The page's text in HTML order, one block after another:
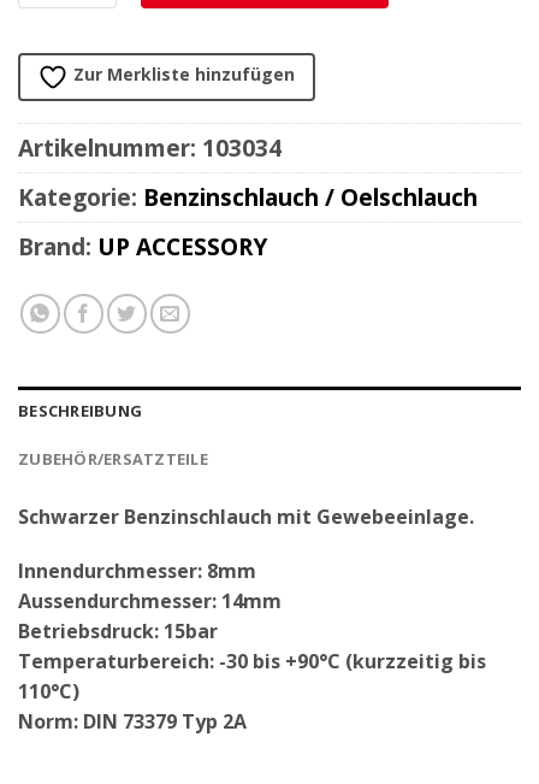
Zur Merkliste hinzufügen
Artikelnummer: 103034
Kategorie: Benzinschlauch / Oelschlauch
Brand: UP ACCESSORY
BESCHREIBUNG
ZUBEHÖR/ERSATZTEILE
Schwarzer Benzinschlauch mit Gewebeeinlage.
Innendurchmesser: 8mm
Aussendurchmesser: 14mm
Betriebsdruck: 15bar
Temperaturbereich: -30 bis +90°C (kurzzeitig bis
110°C)
Norm: DIN 73379 Typ 2A